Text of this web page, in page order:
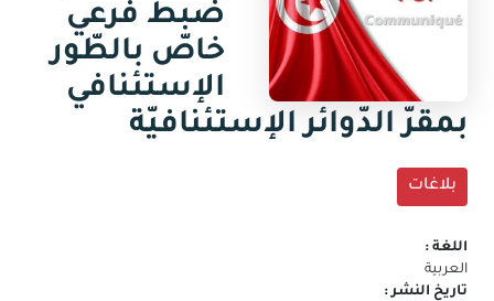
الالكتروني
ضبط فرعي
خاصّ بالطّور
الإستئنافي
بمقرّ الدّوائر الإستئنافيّة
بلاغات
اللغة :
العربية
تاريخ النشر :